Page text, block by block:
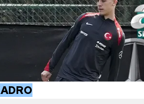
bilgi almak için lütfentıklayınız.